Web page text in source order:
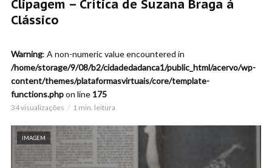
Clipagem – Crítica de Suzana Braga á
Clássico
Warning: A non-numeric value encountered in
/home/storage/9/08/b2/cidadedadanca1/public_html/acervo/wp-
content/themes/plataformasvirtuais/core/template-
functions.phpon line 175
34 visualizações 1 min. leitura
IMAGEM